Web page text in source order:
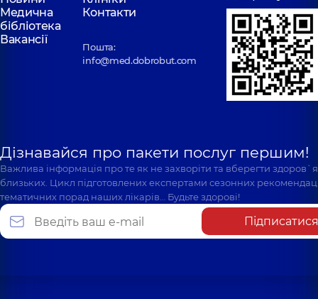
Медична
бібліотека
Контакти
Вакансії
Пошта:
info@med.dobrobut.com
Дізнавайся про пакети послуг першим!
Важлива інформація про те як не захворіти та вберегти
близьких. Цикл підготовлених експертами сезонних
тематичних порад наших лікарів… Будьте здорові!
Підписатися